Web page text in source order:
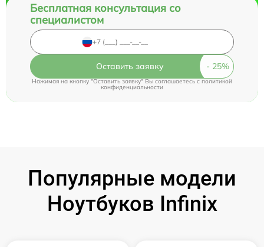
Бесплатная консультация со
специалистом
Оставить заявку
Нажимая на кнопку "Оставить заявку" Вы соглашаетесь cполитикой
конфиденциальности
Популярные модели
Ноутбуков Infinix